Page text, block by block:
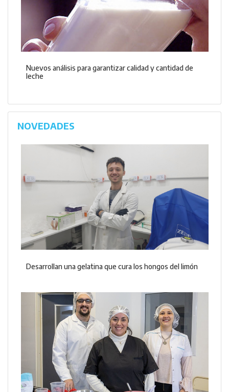
Nuevos análisis para garantizar calidad y cantidad de
leche
NOVEDADES
Desarrollan una gelatina que cura los hongos del limón